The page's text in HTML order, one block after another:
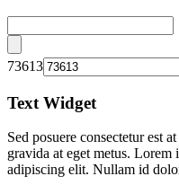
73613
Text Widget
Sed posuere consectetur est
gravida at eget metus. Lorem
adipiscing elit. Nullam id